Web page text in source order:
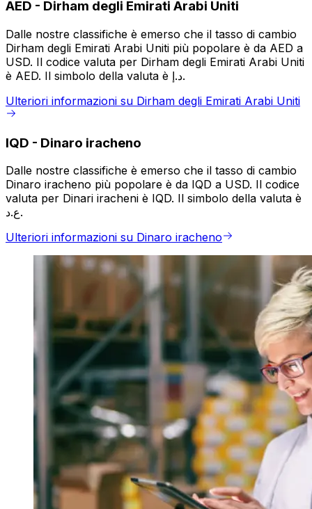
AED - Dirham degli Emirati Arabi Uniti
Dalle nostre classifiche è emerso che il tasso di cambio
Dirham degli Emirati Arabi Uniti più popolare è da AED a
USD. Il codice valuta per Dirham degli Emirati Arabi Uniti
è AED. Il simbolo della valuta è د.إ.
Ulteriori informazioni su Dirham degli Emirati Arabi Uniti
IQD - Dinaro iracheno
Dalle nostre classifiche è emerso che il tasso di cambio
Dinaro iracheno più popolare è da IQD a USD. Il codice
valuta per Dinari iracheni è IQD. Il simbolo della valuta è
ع.د.
Ulteriori informazioni su Dinaro iracheno